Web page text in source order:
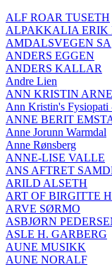
ALF ROAR TUSETH
ALPAKKALIA ERIK
AMDALSVEGEN SA
ANDERS EGGEN
ANDERS KALLAR
Andre Lien
ANN KRISTIN
Ann Kristin's
ANNE BERIT
Anne Jorunn Warmdal
Anne Rønsberg
ANNE-LISE VALLE
ANS AFTRET
ARILD ALSETH
ART OF BIRGITTE
ARVE SØRMO
ASBJØRN
ASLE H. GARBERG
AUNE MUSIKK
AUNE NORALF